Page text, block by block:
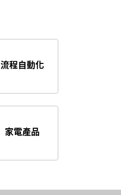
流程自動化
家電產品